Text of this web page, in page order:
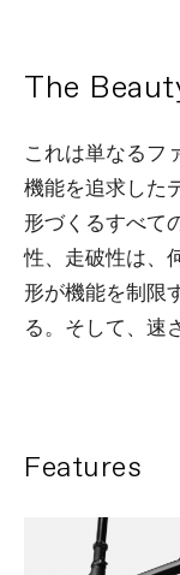
The
これは単なるフ
機能を追求した
形づくるすべて
性、走破性は、
形が機能を制限
る。そして、速
Features